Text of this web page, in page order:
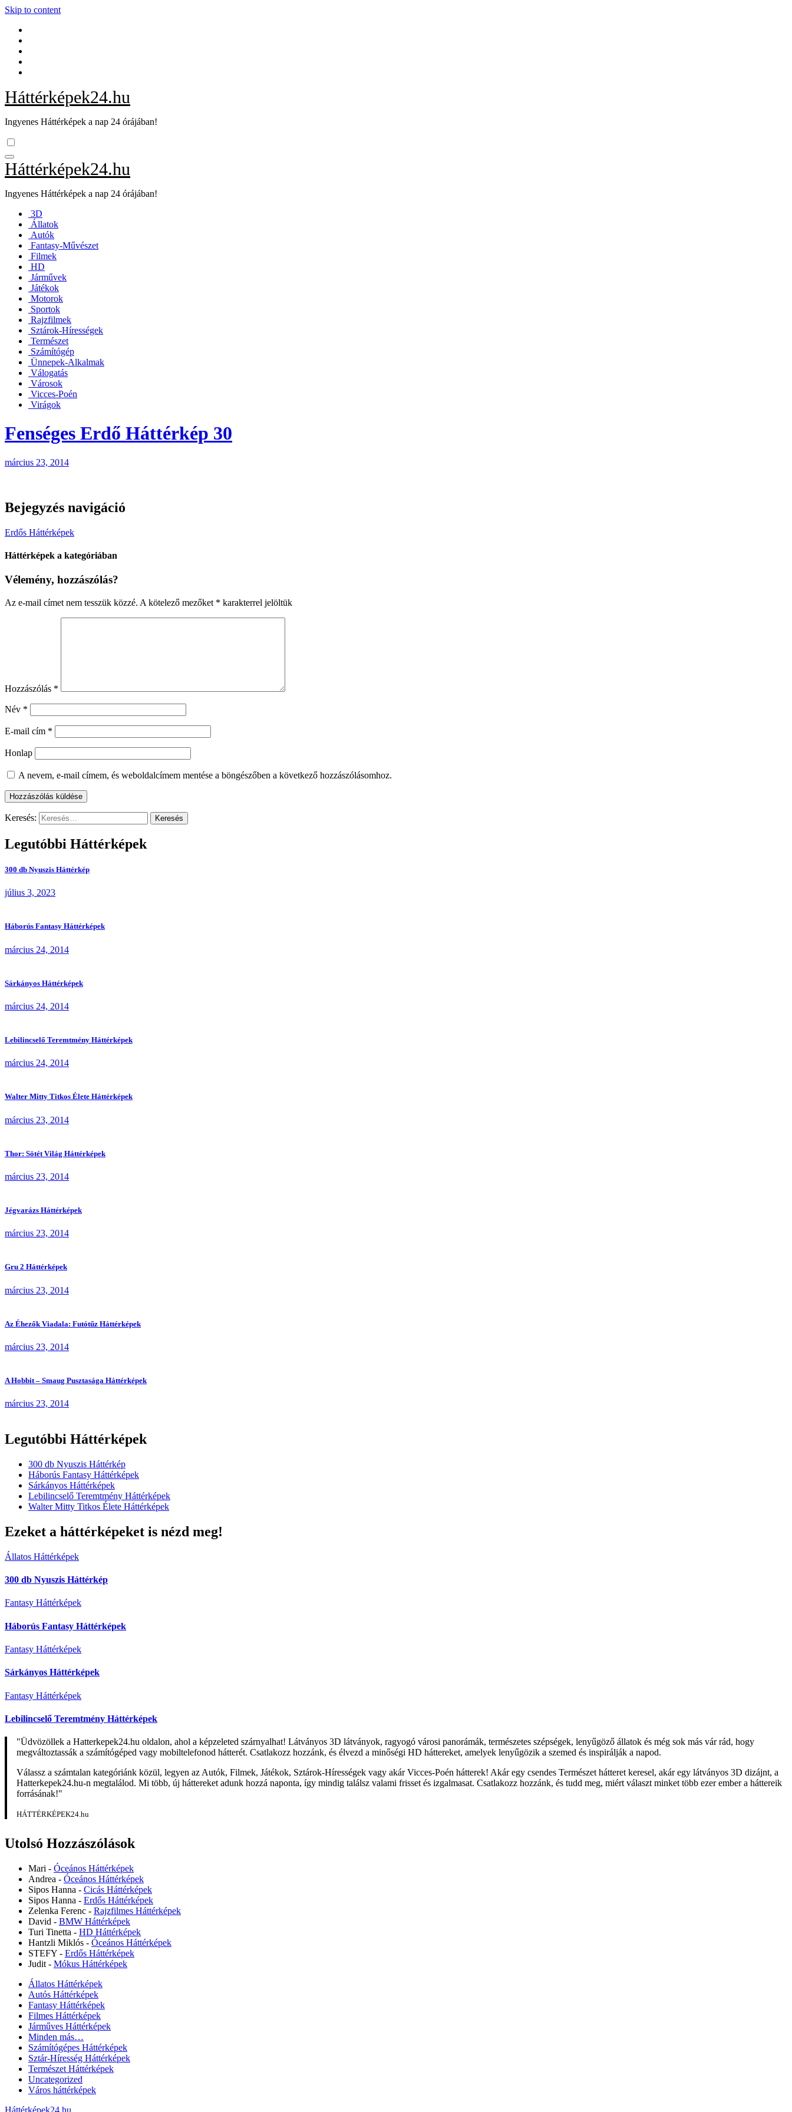
Skip to content
Háttérképek24.hu
Ingyenes Háttérképek a nap 24 órájában!
Háttérképek24.hu
Ingyenes Háttérképek a nap 24 órájában!
3D
Állatok
Autók
Fantasy-Művészet
Filmek
HD
Járművek
Játékok
Motorok
Sportok
Rajzfilmek
Sztárok-Hírességek
Természet
Számítógép
Ünnepek-Alkalmak
Válogatás
Városok
Vicces-Poén
Virágok
Fenséges Erdő Háttérkép 30
március 23, 2014
Bejegyzés navigáció
Erdős Háttérképek
Háttérképek a kategóriában
Vélemény, hozzászólás?
Az e-mail címet nem tesszük közzé. A kötelező mezőket * karakterrel jelöltük
Hozzászólás *
Név *
E-mail cím *
Honlap
A nevem, e-mail címem, és weboldalcímem mentése a böngészőben a következő hozzászólásomhoz.
Keresés:
Legutóbbi Háttérképek
300 db Nyuszis Háttérkép
július 3, 2023
Háborús Fantasy Háttérképek
március 24, 2014
Sárkányos Háttérképek
március 24, 2014
Lebilincselő Teremtmény Háttérképek
március 24, 2014
Walter Mitty Titkos Élete Háttérképek
március 23, 2014
Thor: Sötét Világ Háttérképek
március 23, 2014
Jégvarázs Háttérképek
március 23, 2014
Gru 2 Háttérképek
március 23, 2014
Az Éhezők Viadala: Futótűz Háttérképek
március 23, 2014
A Hobbit – Smaug Pusztasága Háttérképek
március 23, 2014
Legutóbbi Háttérképek
300 db Nyuszis Háttérkép
Háborús Fantasy Háttérképek
Sárkányos Háttérképek
Lebilincselő Teremtmény Háttérképek
Walter Mitty Titkos Élete Háttérképek
Ezeket a háttérképeket is nézd meg!
Állatos Háttérképek
300 db Nyuszis Háttérkép
Fantasy Háttérképek
Háborús Fantasy Háttérképek
Fantasy Háttérképek
Sárkányos Háttérképek
Fantasy Háttérképek
Lebilincselő Teremtmény Háttérképek
"Üdvözöllek a Hatterkepek24.hu oldalon, ahol a képzeleted szárnyalhat! Látványos 3D látványok, ragyogó városi panorámák, természetes szépségek, lenyűgöző állatok és még sok más vár rád, hogy
megváltoztassák a számítógéped vagy mobiltelefonod hátterét. Csatlakozz hozzánk, és élvezd a minőségi HD háttereket, amelyek lenyűgözik a szemed és inspirálják a napod.
Válassz a számtalan kategóriánk közül, legyen az Autók, Filmek, Játékok, Sztárok-Hírességek vagy akár Vicces-Poén hátterek! Akár egy csendes Természet hátteret keresel, akár egy látványos 3D dizájnt, a
Hatterkepek24.hu-n megtalálod. Mi több, új háttereket adunk hozzá naponta, így mindig találsz valami frisset és izgalmasat. Csatlakozz hozzánk, és tudd meg, miért választ minket több ezer ember a háttereik
forrásának!"
HÁTTÉRKÉPEK24.hu
Utolsó Hozzászólások
Mari - Óceános Háttérképek
Andrea - Óceános Háttérképek
Sipos Hanna - Cicás Háttérképek
Sipos Hanna - Erdős Háttérképek
Zelenka Ferenc - Rajzfilmes Háttérképek
David - BMW Háttérképek
Turi Tinetta - HD Háttérképek
Hantzli Miklós - Óceános Háttérképek
STEFY - Erdős Háttérképek
Judit - Mókus Háttérképek
Állatos Háttérképek
Autós Háttérképek
Fantasy Háttérképek
Filmes Háttérképek
Járműves Háttérképek
Minden más…
Számítógépes Háttérképek
Sztár-Híresség Háttérképek
Természet Háttérképek
Uncategorized
Város háttérképek
Háttérképek24.hu